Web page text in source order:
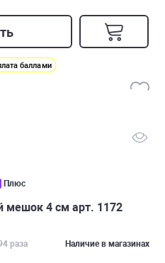
баллами
Плюс
мешок 4 см арт. 1172
раза Наличие в магазинах